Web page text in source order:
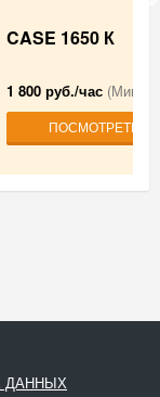
CASE 1650 К
1 800 руб./час
ПОСМОТРЕТЬ
ДАННЫХ